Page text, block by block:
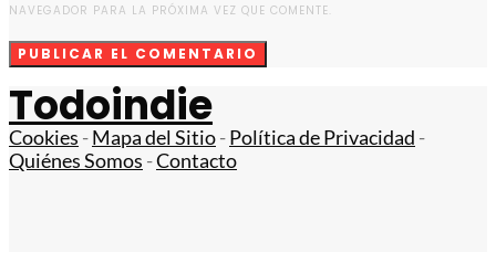
NAVEGADOR PARA LA PRÓXIMA VEZ QUE COMENTE.
Todoindie
Cookies -Mapa del Sitio-Política de Privacidad -
Quiénes Somos -Contacto